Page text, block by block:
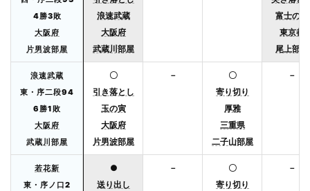
4勝3敗
大阪府
片男波部屋
浪速武蔵
大阪府
武蔵川部屋
富士の輝
東京都
尾上部屋
浪速武蔵
東・序二段94
6勝1敗
大阪府
武蔵川部屋
〇
引き落とし
玉の寅
大阪府
片男波部屋
－
〇
寄り切り
厚雅
三重県
二子山部屋
－
若花新
東・序ノ口2
●
送り出し
－
〇
寄り切り
－